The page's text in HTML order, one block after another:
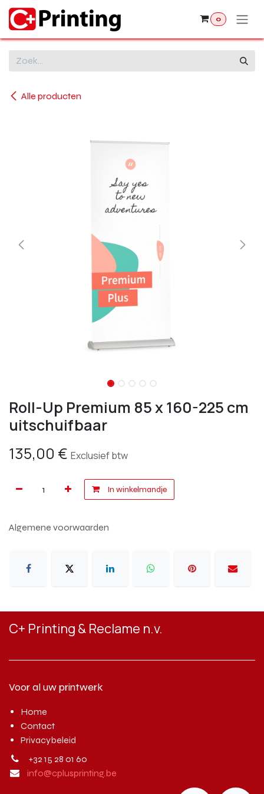
Overslaan naar inhoud
0
Alle producten
Roll-Up Premium 85 x 160-225 cm
uitschuifbaar
135,00 € Exclusief btw
In winkelmandje
Algemene voorwaarden
C+ Printing & Reclame n.v.
Voor al uw printwerk
Home
Contact
Privacybeleid
+32 15 28 01 60
info@cplusprinting.be